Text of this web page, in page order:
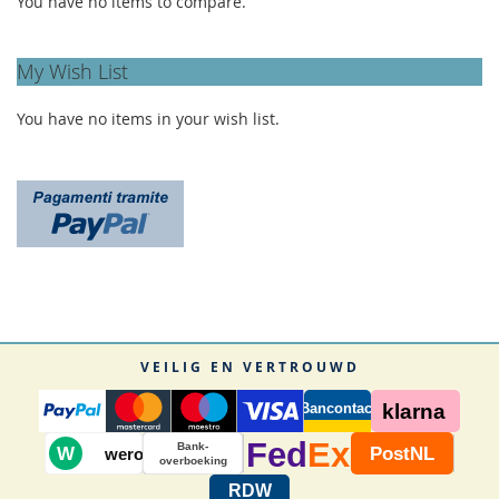
My Wish List
You have no items in your wish list.
VEILIG EN VERTROUWD
Bancontact klarna
W wero
Bank-
overboeking
Fed Ex PostNL
RDW